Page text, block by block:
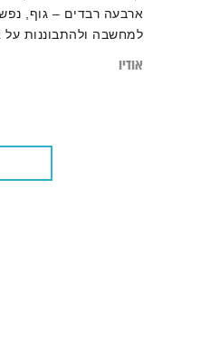
ארבעה רבדים – גוף,
למחשבה ולהתבוננות על
אודיו